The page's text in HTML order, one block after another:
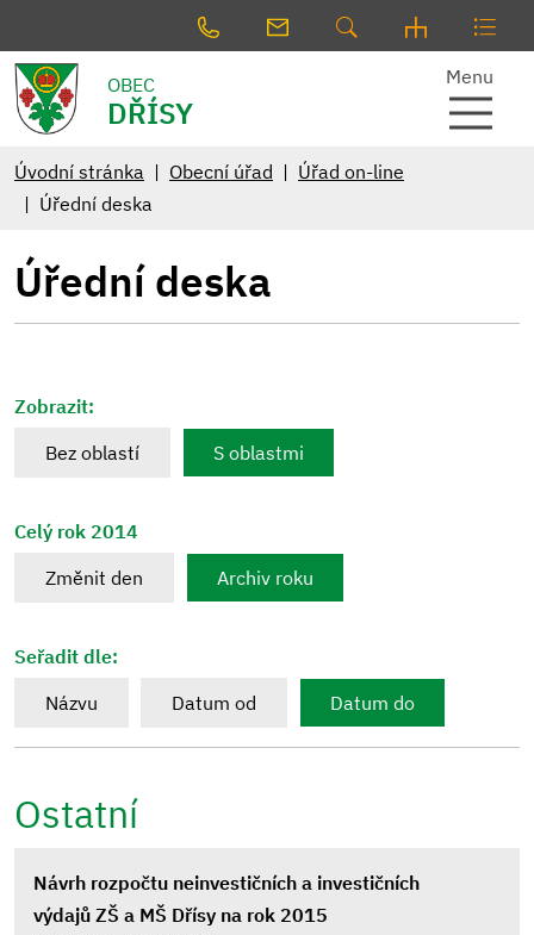
OBEC
DŘÍSY
Menu
Úvodní stránka Obecní úřad
Úřad on-line
Úřední deska
Úřední deska
Zobrazit:
Bez oblastí
S oblastmi
Celý rok 2014
Změnit den
Archiv roku
Seřadit dle:
Názvu
Datum od Datum do
Ostatní
Návrh rozpočtu neinvestičních a investičních
výdajů ZŠ a MŠ Dřísy na rok 2015